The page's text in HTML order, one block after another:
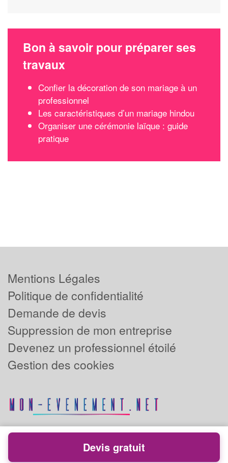
Bon à savoir pour préparer ses
travaux
Confier la décoration de son mariage à un
professionnel
Les caractéristiques d’un mariage hindou
Organiser une cérémonie laïque : guide
pratique
Mentions Légales
Politique de confidentialité
Demande de devis
Suppression de mon entreprise
Devenez un professionnel étoilé
Gestion des cookies
Powered byPlus que pro
Devis gratuit